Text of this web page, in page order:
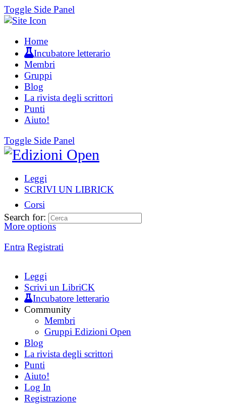
Toggle Side Panel
Home
Incubatore letterario
Membri
Gruppi
Blog
La rivista degli scrittori
Punti
Aiuto!
Toggle Side Panel
Leggi
SCRIVI UN LIBRICK
Corsi
More options
Entra Registrati
Search for:
Leggi
Scrivi un LibriCK
Incubatore letterario
Community
Membri
Gruppi Edizioni Open
Blog
La rivista degli scrittori
Punti
Aiuto!
Log In
Registrazione